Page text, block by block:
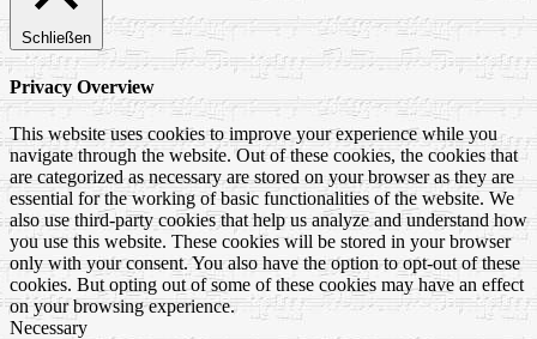
Schließen
Privacy Overview
This website uses cookies to improve your experience while you
navigate through the website. Out of these cookies, the cookies that
are categorized as necessary are stored on your browser as they are
essential for the working of basic functionalities of the website. We
also use third-party cookies that help us analyze and understand how
you use this website. These cookies will be stored in your browser
only with your consent. You also have the option to opt-out of these
cookies. But opting out of some of these cookies may have an effect
on your browsing experience.
Necessary